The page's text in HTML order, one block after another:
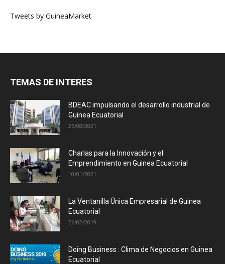
Tweets by GuineaMarket
TEMAS DE INTERES
BDEAC impulsando el desarrollo industrial de
Guinea Ecuatorial
26/08/2021
Charlas para la Innovación y el
Emprendimiento en Guinea Ecuatorial
10/01/2021
La Ventanilla Única Empresarial de Guinea
Ecuatorial
26/02/2019
Doing Business : Clima de Negocios en Guinea
Ecuatorial